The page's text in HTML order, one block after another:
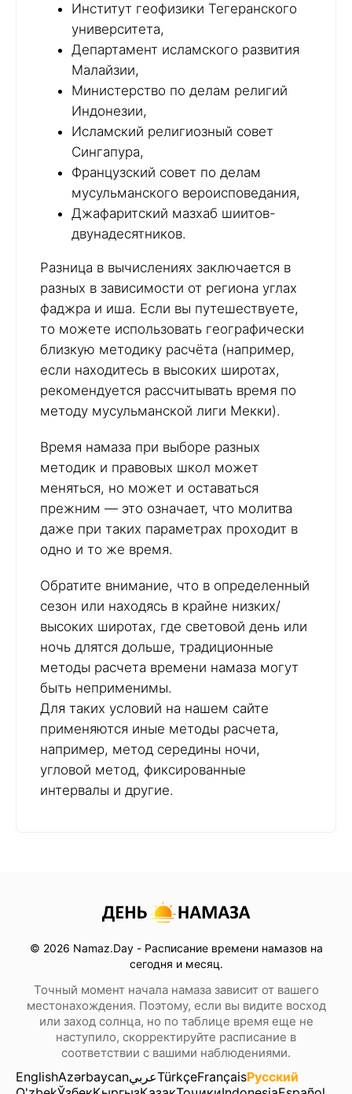
Институт геофизики Тегеранского
университета,
Департамент исламского развития
Малайзии,
Министерство по делам религий
Индонезии,
Исламский религиозный совет
Сингапура,
Французский совет по делам
мусульманского вероисповедания,
Джафаритский мазхаб шиитов-
двунадесятников.
Разница в вычислениях заключается в
разных в зависимости от региона углах
фаджра и иша. Если вы путешествуете,
то можете использовать географически
близкую методику расчёта (например,
если находитесь в высоких широтах,
рекомендуется рассчитывать время по
методу мусульманской лиги Мекки).
Время намаза при выборе разных
методик и правовых школ может
меняться, но может и оставаться
прежним — это означает, что молитва
даже при таких параметрах проходит в
одно и то же время.
Обратите внимание, что в определенный
сезон или находясь в крайне низких/
высоких широтах, где световой день или
ночь длятся дольше, традиционные
методы расчета времени намаза могут
быть неприменимы.
Для таких условий на нашем сайте
применяются иные методы расчета,
например, метод середины ночи,
угловой метод, фиксированные
интервалы и другие.
© 2026 Namaz.Day - Расписание времени намазов на
сегодня и месяц.
Точный момент начала намаза зависит от вашего
местонахождения. Поэтому, если вы видите восход
или заход солнца, но по таблице время еще не
наступило, скорректируйте расписание в
соответствии с вашими наблюдениями.
EnglishAzərbaycanعربيTürkçeFrançaisРусский